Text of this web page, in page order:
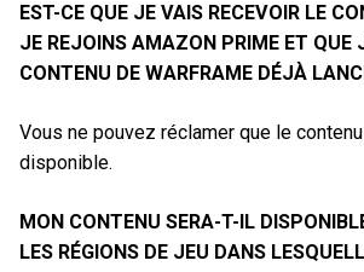
EST-CE QUE JE VAIS RECEVOIR LE
JE REJOINS AMAZON PRIME ET QUE
CONTENU DE WARFRAME DÉJÀ
Vous ne pouvez réclamer que le
disponible.
MON CONTENU SERA-T-IL
LES RÉGIONS DE JEU DANS